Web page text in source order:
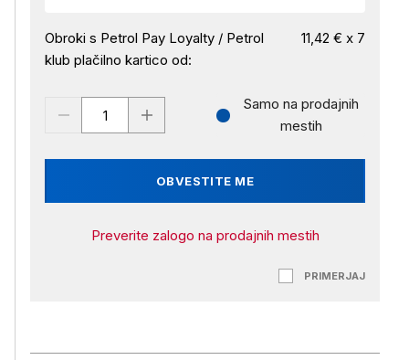
Obroki s Petrol Pay Loyalty / Petrol
klub plačilno kartico od:
11,42 € x 7
OBVESTITE ME
Samo na prodajnih
mestih
Preverite zalogo na prodajnih mestih
PRIMERJAJ